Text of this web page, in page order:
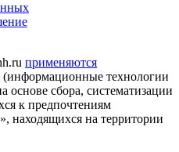
применяются
(информационные технологии
основе сбора, систематизации
к предпочтениям
находящихся на территории